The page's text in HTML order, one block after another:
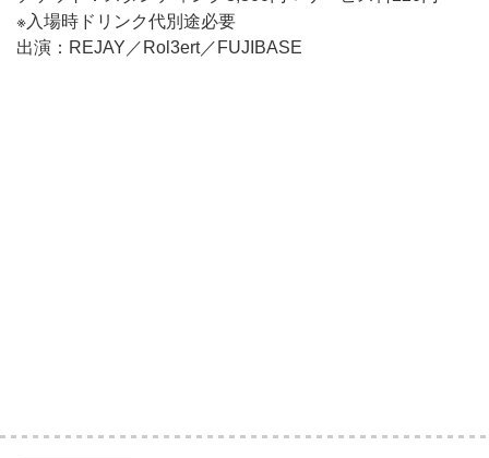
※入場時ドリンク代別途必要
出演：REJAY／Rol3ert／FUJIBASE